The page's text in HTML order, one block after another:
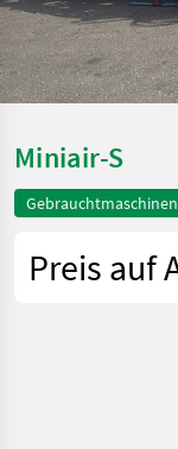
Miniair-S
Gebrauchtmaschinen
Preis auf